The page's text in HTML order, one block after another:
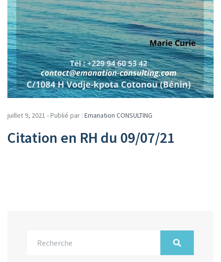
juillet 9, 2021 - Publié par : Emanation CONSULTING
Citation en RH du 09/07/21